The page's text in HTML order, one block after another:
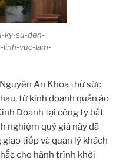
ky-su-den-
vuc-lam-
An Khoa thử sức
từ kinh doanh quần áo
Doanh tại công ty bất
nghiệm quý giá này đã
tiếp và quản lý khách
cho hành trình khởi